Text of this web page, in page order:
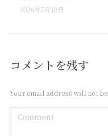
2026年7月10日
コメントを残す
Your email address will not
Comment